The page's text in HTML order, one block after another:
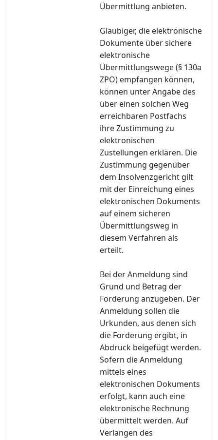
Übermittlung anbieten.
Gläubiger, die elektronische
Dokumente über sichere
elektronische
Übermittlungswege (§ 130a
ZPO) empfangen können,
können unter Angabe des
über einen solchen Weg
erreichbaren Postfachs
ihre Zustimmung zu
elektronischen
Zustellungen erklären. Die
Zustimmung gegenüber
dem Insolvenzgericht gilt
mit der Einreichung eines
elektronischen Dokuments
auf einem sicheren
Übermittlungsweg in
diesem Verfahren als
erteilt.
Bei der Anmeldung sind
Grund und Betrag der
Forderung anzugeben. Der
Anmeldung sollen die
Urkunden, aus denen sich
die Forderung ergibt, in
Abdruck beigefügt werden.
Sofern die Anmeldung
mittels eines
elektronischen Dokuments
erfolgt, kann auch eine
elektronische Rechnung
übermittelt werden. Auf
Verlangen des